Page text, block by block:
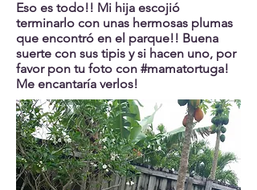
Eso es todo!! Mi hija escojió
terminarlo con unas hermosas plumas
que encontró en el parque!! Buena
suerte con sus tipis y si hacen uno, por
favor pon tu foto con #mamatortuga!
Me encantaría verlos!